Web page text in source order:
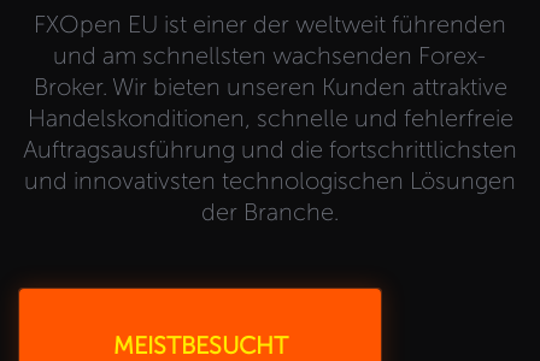
FXOpen EU ist einer der weltweit führenden
und am schnellsten wachsenden Forex-
Broker. Wir bieten unseren Kunden attraktive
Handelskonditionen, schnelle und fehlerfreie
Auftragsausführung und die fortschrittlichsten
und innovativsten technologischen Lösungen
der Branche.
MEISTBESUCHT